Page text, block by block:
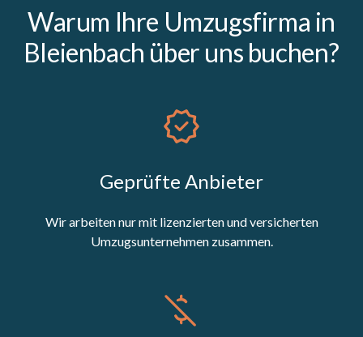
Warum Ihre Umzugsfirma in
Bleienbach über uns buchen?
Geprüfte Anbieter
Wir arbeiten nur mit lizenzierten und versicherten
Umzugsunternehmen zusammen.